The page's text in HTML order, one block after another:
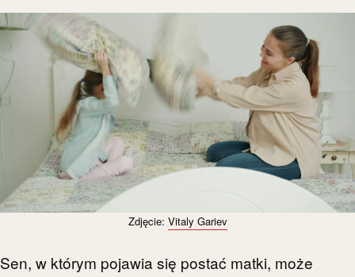
Zdjęcie: Vitaly Gariev
Sen, w którym pojawia się postać matki, może